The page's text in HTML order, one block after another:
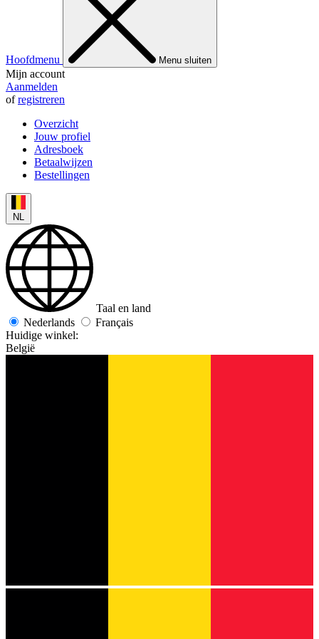
Hoofdmenu Menu sluiten
Mijn account
Aanmelden
ofregistreren
Overzicht
Jouw profiel
Adresboek
Betaalwijzen
Bestellingen
NL
Taal en land
Nederlands
Français
Huidige winkel:
België